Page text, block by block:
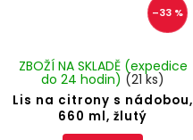
–33 %
Lis na citrony s nádobou,
660 ml, žlutý
ZBOŽÍ NA SKLADĚ (expedice
do 24 hodin) (21 ks)